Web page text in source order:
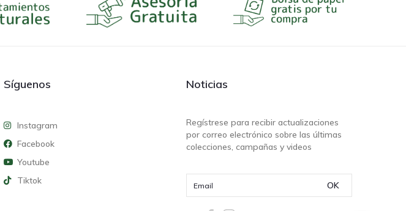
Síguenos
Instagram
Facebook
Youtube
Tiktok
Noticias
Regístrese para recibir actualizaciones
por correo electrónico sobre las últimas
colecciones, campañas y videos
OK